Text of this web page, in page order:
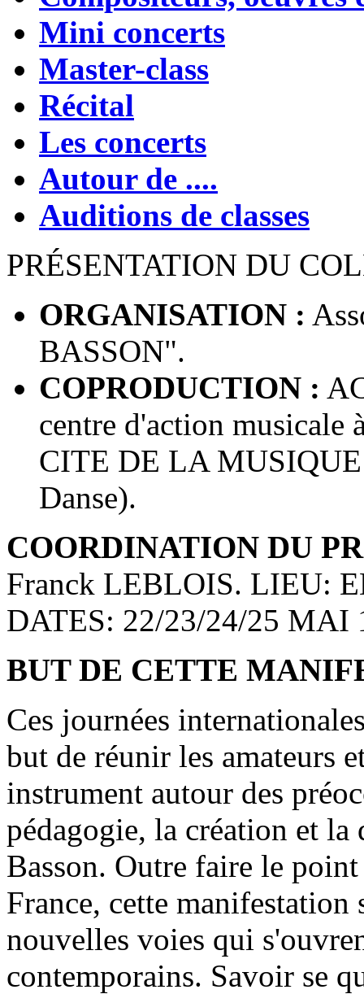
Mini concerts
Master-class
Récital
Les concerts
Autour de ....
Auditions de classes
PRÉSENTATION DU
ORGANISATION :
BASSON".
COPRODUCTION :
centre d'action musicale
CITE DE LA MUSIQUE
Danse).
COORDINATION DU
Franck LEBLOIS. LIEU:
DATES: 22/23/24/25 MAI
BUT DE CETTE
Ces journées
but de réunir les amateurs
instrument autour des
pédagogie, la création et
Basson. Outre faire le
France, cette manifestation
nouvelles voies qui
contemporains. Savoir se